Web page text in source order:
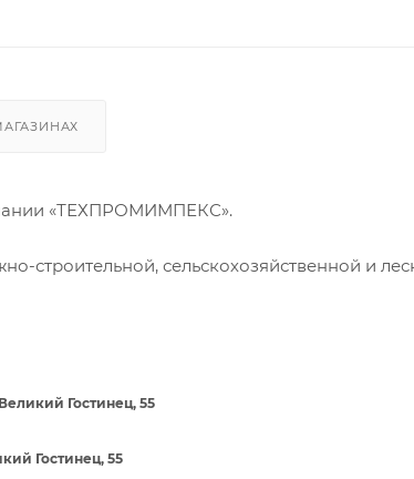
«ТЕХПРОМИМПЕКС».
строительной, сельскохозяйственной и
Гостинец, 55
Гостинец, 55